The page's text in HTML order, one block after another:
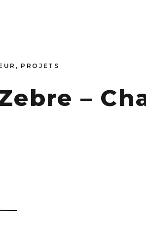
–
, PROJETS